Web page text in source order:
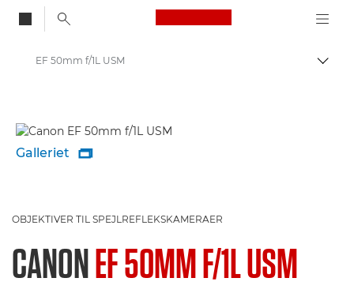
Canon Logo, back
Skift
EF 50mm f/1L USM
Galleriet 
OBJEKTIVER TIL SPEJLREFLEKSKAMERAER
CANONEF 50MM F/1L USM